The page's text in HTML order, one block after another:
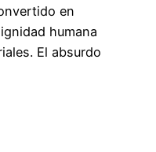
en
humana
El absurdo